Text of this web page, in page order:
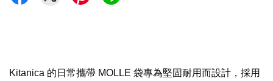
Kitanica 的日常攜帶 MOLLE 袋專為堅固耐用而設計，採用